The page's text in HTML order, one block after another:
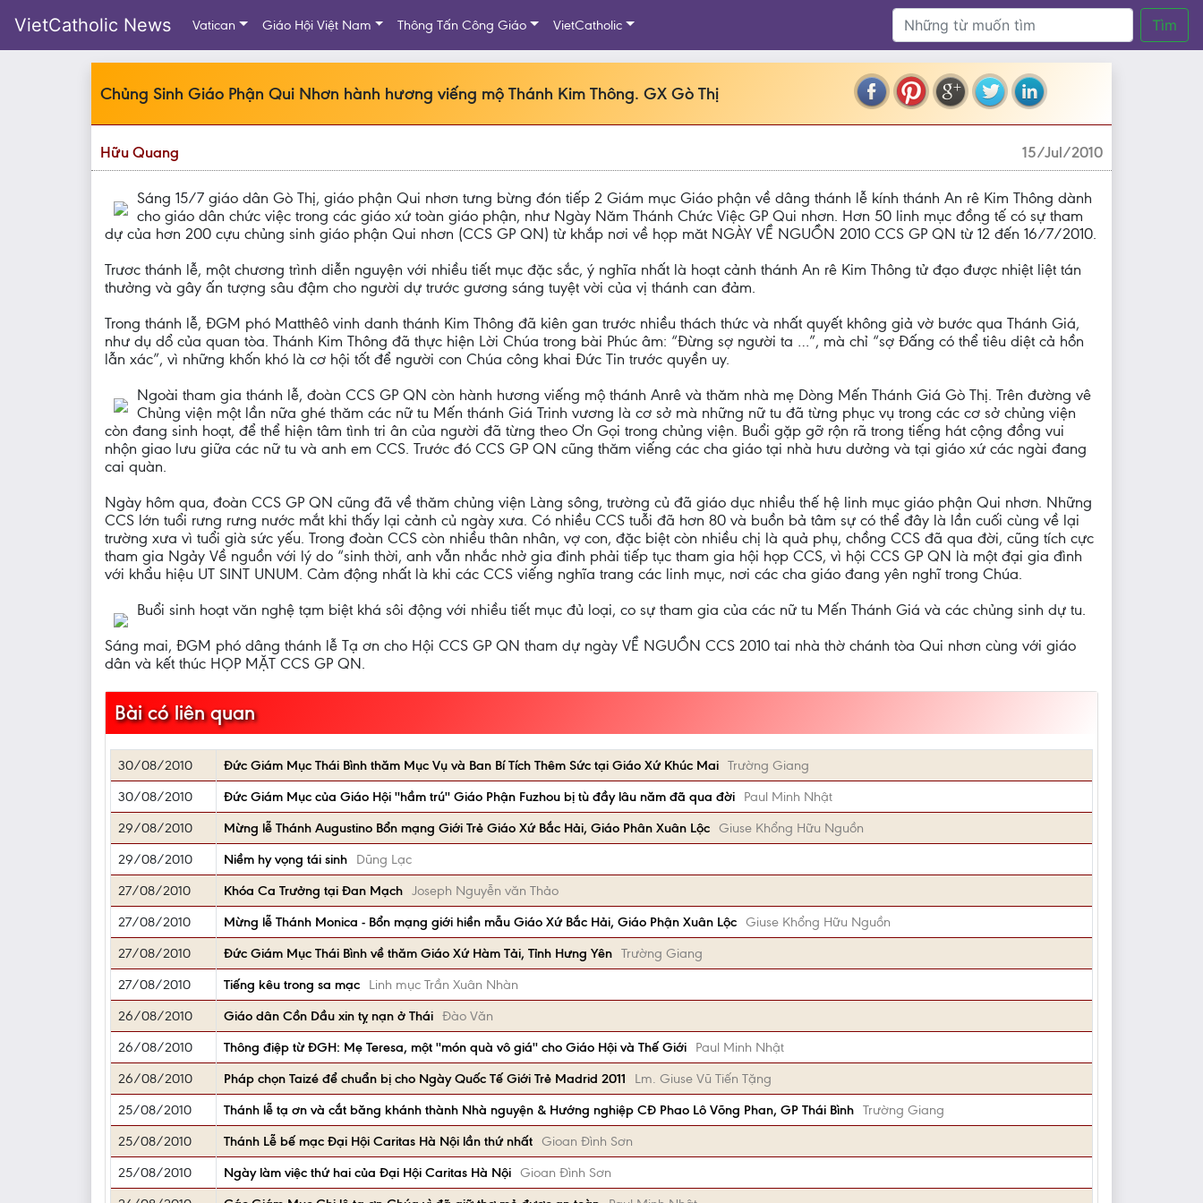
VietCatholic News Vatican Giáo Hội Việt Nam Thông Tấn Công Giáo VietCatholic Tìm
Chủng Sinh Giáo Phận Qui Nhơn hành hương viếng mộ Thánh Kim Thông. GX Gò Thị
Hữu Quang 15/Jul/2010
Sáng 15/7 giáo dân Gò Thị, giáo phận Qui nhơn tưng bừng đón tiếp 2 Giám mục Giáo phận về dâng thánh lễ kính thánh An rê Kim Thông dành
cho giáo dân chức việc trong các giáo xứ toàn giáo phận, như Ngày Năm Thánh Chức Việc GP Qui nhơn. Hơn 50 linh mục đồng tế có sự tham
dự của hơn 200 cựu chủng sinh giáo phận Qui nhơn (CCS GP QN) từ khắp nơi về họp măt NGÀY VỀ NGUỒN 2010 CCS GP QN từ 12 đến 16/7/2010.
Trươc thánh lễ, một chương trình diễn nguyện với nhiều tiết mục đặc sắc, ý nghĩa nhất là hoạt cảnh thánh An rê Kim Thông tử đạo được nhiệt liệt tán
thưởng và gây ấn tượng sâu đậm cho người dự trước gương sáng tuyệt vời của vị thánh can đảm.
Trong thánh lễ, ĐGM phó Matthêô vinh danh thánh Kim Thông đã kiên gan trước nhiều thách thức và nhất quyết không giả vờ bước qua Thánh Giá,
như dụ dổ của quan tòa. Thánh Kim Thông đã thực hiện Lời Chúa trong bài Phúc âm: “Đừng sợ người ta …”, mà chỉ “sợ Đấng có thể tiêu diệt cả hồn
lẫn xác”, vì những khốn khó là cơ hội tốt để người con Chúa công khai Đức Tin trước quyền uy.
Ngoài tham gia thánh lễ, đoàn CCS GP QN còn hành hương viếng mộ thánh Anrê và thăm nhà mẹ Dòng Mến Thánh Giá Gò Thị. Trên đường vê
Chủng viện một lần nữa ghé thăm các nữ tu Mến thánh Giá Trinh vương là cơ sở mà những nữ tu đã từng phục vụ trong các cơ sở chủng viện
còn đang sinh hoạt, để thể hiện tâm tình tri ân của người đã từng theo Ơn Gọi trong chủng viện. Buổi gặp gỡ rộn rã trong tiếng hát cộng đồng vui
nhộn giao lưu giữa các nữ tu và anh em CCS. Trước đó CCS GP QN cũng thăm viếng các cha giáo tại nhà hưu dưởng và tại giáo xứ các ngài đang
cai quàn.
Ngày hôm qua, đoàn CCS GP QN cũng đã về thăm chủng viện Làng sông, trường củ đã giáo dục nhiều thế hệ linh mục giáo phận Qui nhơn. Những
CCS lớn tuổi rưng rưng nước mắt khi thấy lại cảnh củ ngày xưa. Có nhiều CCS tuỗi đã hơn 80 và buồn bả tâm sự có thể đây là lần cuối cùng về lại
trường xưa vì tuổi già sức yếu. Trong đoàn CCS còn nhiều thân nhân, vợ con, đặc biệt còn nhiều chị là quả phụ, chồng CCS đã qua đời, cũng tích cực
tham gia Ngảy Về nguồn với lý do “sinh thời, anh vẫn nhắc nhở gia đinh phải tiếp tục tham gia hội họp CCS, vì hội CCS GP QN là một đại gia đình
với khẩu hiệu UT SINT UNUM. Cảm động nhất là khi các CCS viếng nghĩa trang các linh mục, nơi các cha giáo đang yên nghĩ trong Chúa.
Buổi sinh hoạt văn nghệ tạm biệt khá sôi động với nhiều tiết mục đủ loại, co sự tham gia của các nữ tu Mến Thánh Giá và các chủng sinh dự tu.
Sáng mai, ĐGM phó dâng thánh lễ Tạ ơn cho Hội CCS GP QN tham dự ngày VỀ NGUỒN CCS 2010 tai nhà thờ chánh tòa Qui nhơn cùng với giáo
dân và kết thúc HỌP MẶT CCS GP QN.
Bài có liên quan
30/08/2010 Đức Giám Mục Thái Bình thăm Mục Vụ và Ban Bí Tích Thêm Sức tại Giáo Xứ Khúc Mai Trường Giang
30/08/2010
Đức Giám Mục của Giáo Hội ''hầm trú'' Giáo Phận Fuzhou bị tù đầy lâu năm đã qua đời
Paul Minh Nhật
29/08/2010
Mừng lễ Thánh Augustino Bổn mạng Giới Trẻ Giáo Xứ Bắc Hải, Giáo Phân Xuân Lộc Giuse Khổng Hữu Nguồn
29/08/2010
Niềm hy vọng tái sinh
Dũng Lạc
27/08/2010
Khóa Ca Trưởng tại Đan Mạch Joseph Nguyễn văn Thảo
27/08/2010
Mừng lễ Thánh Monica - Bổn mạng giới hiền mẫu Giáo Xứ Bắc Hải, Giáo Phận Xuân Lộc Giuse Khổng Hữu Nguồn
27/08/2010
Đức Giám Mục Thái Bình về thăm Giáo Xứ Hàm Tải, Tỉnh Hưng Yên Trường Giang
27/08/2010
Tiếng kêu trong sa mạc
Linh mục Trần Xuân Nhàn
26/08/2010
Giáo dân Cồn Dầu xin tỵ nạn ở Thái Đào Văn
26/08/2010
Thông điệp từ ĐGH: Mẹ Teresa, một ''món quà vô giá'' cho Giáo Hội và Thế Giới
Paul Minh Nhật
26/08/2010
Pháp chọn Taizé để chuẩn bị cho Ngày Quốc Tế Giới Trẻ Madrid 2011
Lm. Giuse Vũ Tiến Tặng
25/08/2010
Thánh lễ tạ ơn và cắt băng khánh thành Nhà nguyện & Hướng nghiệp CĐ Phao Lô Võng Phan, GP Thái Bình Trường Giang
25/08/2010
Thánh Lễ bế mạc Đại Hội Caritas Hà Nội lần thứ nhất Gioan Đình Sơn
25/08/2010
Ngày làm việc thứ hai của Đại Hội Caritas Hà Nội Gioan Đình Sơn